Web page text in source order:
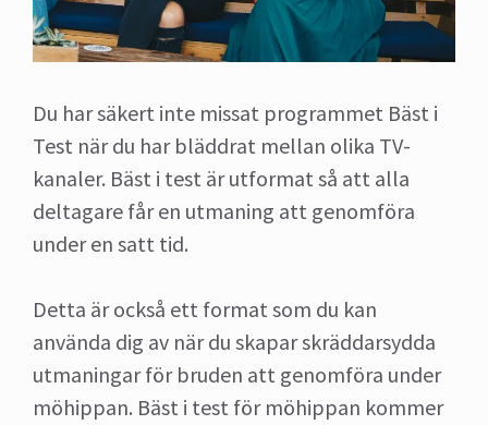
Du har säkert inte missat programmet Bäst i
Test när du har bläddrat mellan olika TV-
kanaler. Bäst i test är utformat så att alla
deltagare får en utmaning att genomföra
under en satt tid.
Detta är också ett format som du kan
använda dig av när du skapar skräddarsydda
utmaningar för bruden att genomföra under
möhippan. Bäst i test för möhippan kommer